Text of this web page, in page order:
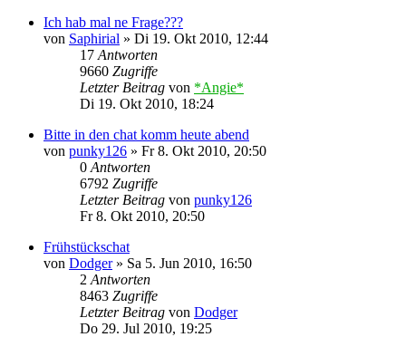
Ich hab mal ne Frage???
von Saphirial » Di 19. Okt 2010, 12:44
17 Antworten
9660 Zugriffe
Letzter Beitrag von *Angie*
Di 19. Okt 2010, 18:24
Bitte in den chat komm heute abend
von punky126 » Fr 8. Okt 2010, 20:50
0 Antworten
6792 Zugriffe
Letzter Beitrag von punky126
Fr 8. Okt 2010, 20:50
Frühstückschat
von Dodger» Sa 5. Jun 2010, 16:50
2 Antworten
8463 Zugriffe
Letzter Beitrag von Dodger
Do 29. Jul 2010, 19:25